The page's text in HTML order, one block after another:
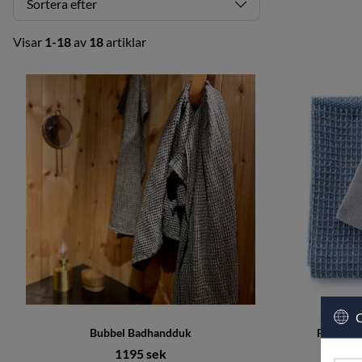
Sortera efter
Visar 1-18av 18artiklar
Bubbel Badhandduk
1195 sek